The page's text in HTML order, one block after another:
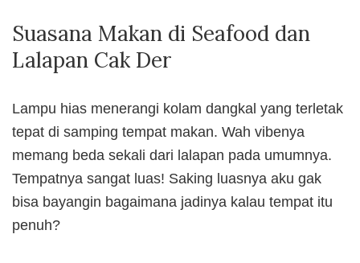
Suasana Makan di Seafood dan
Lalapan Cak Der
Lampu hias menerangi kolam dangkal yang terletak
tepat di samping tempat makan. Wah vibenya
memang beda sekali dari lalapan pada umumnya.
Tempatnya sangat luas! Saking luasnya aku gak
bisa bayangin bagaimana jadinya kalau tempat itu
penuh?